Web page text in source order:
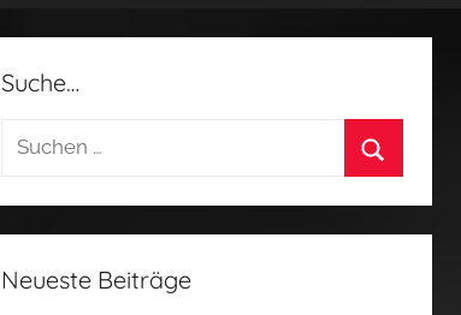
Suche…
Suchen
Neueste Beiträge